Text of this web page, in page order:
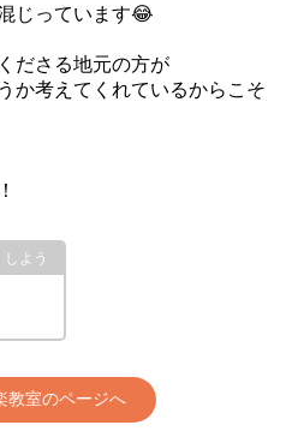
じっています😂
ださる地元の方が
か考えてくれているからこそ
教室のページへ